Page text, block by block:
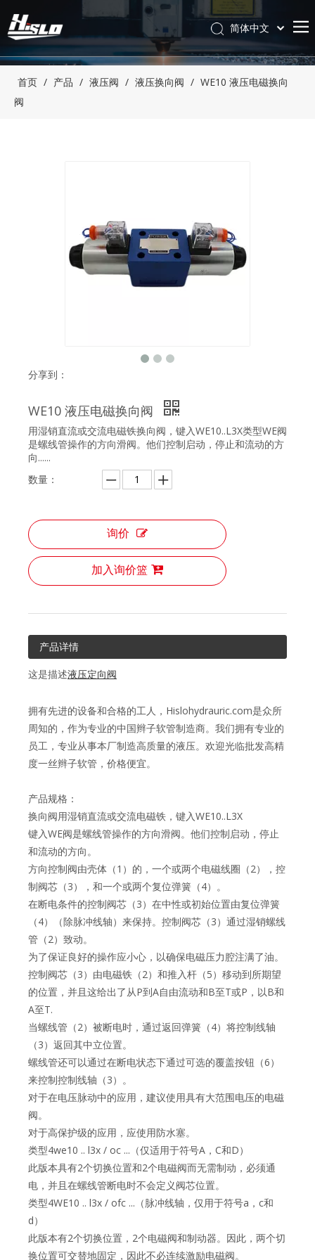
简体中文
English
首页 / 产品 / 液压阀 / 液压换向阀 / WE10 液压电磁换向
阀
分享到：
WE10 液压电磁换向阀
用湿销直流或交流电磁铁换向阀，键入WE10..L3X类型WE阀
是螺线管操作的方向滑阀。他们控制启动，停止和流动的方
向......
数量：
询价
加入询价篮
产品详情
这是描述液压定向阀
拥有先进的设备和合格的工人，Hislohydrauric.com是众所
周知的，作为专业的中国辫子软管制造商。我们拥有专业的
员工，专业从事本厂制造高质量的液压。欢迎光临批发高精
度一丝辫子软管，价格便宜。
产品规格：
换向阀用湿销直流或交流电磁铁，键入WE10..L3X
键入WE阀是螺线管操作的方向滑阀。他们控制启动，停止
和流动的方向。
方向控制阀由壳体（1）的，一个或两个电磁线圈（2），控
制阀芯（3），和一个或两个复位弹簧（4）。
在断电条件的控制阀芯（3）在中性或初始位置由复位弹簧
（4）（除脉冲线轴）来保持。控制阀芯（3）通过湿销螺线
管（2）致动。
为了保证良好的操作应小心，以确保电磁压力腔注满了油。
控制阀芯（3）由电磁铁（2）和推入杆（5）移动到所期望
的位置，并且这给出了从P到A自由流动和B至T或P，以B和
A至T.
当螺线管（2）被断电时，通过返回弹簧（4）将控制线轴
（3）返回其中立位置。
螺线管还可以通过在断电状态下通过可选的覆盖按钮（6）
来控制控制线轴（3）。
对于在电压脉动中的应用，建议使用具有大范围电压的电磁
阀。
对于高保护级的应用，应使用防水塞。
类型4we10 .. l3x / oc ...（仅适用于符号A，C和D）
此版本具有2个切换位置和2个电磁阀而无需制动，必须通
电，并且在螺线管断电时不会定义阀芯位置。
类型4WE10 .. l3x / ofc ...（脉冲线轴，仅用于符号a，c和
d）
此版本有2个切换位置，2个电磁阀和制动器。因此，两个切
换位置可交替地固定，因此不必连续激励电磁阀。